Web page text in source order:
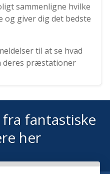
sammenligne hvilke
og giver dig det bedste
til at se hvad
deres præstationer
fra fantastiske
her